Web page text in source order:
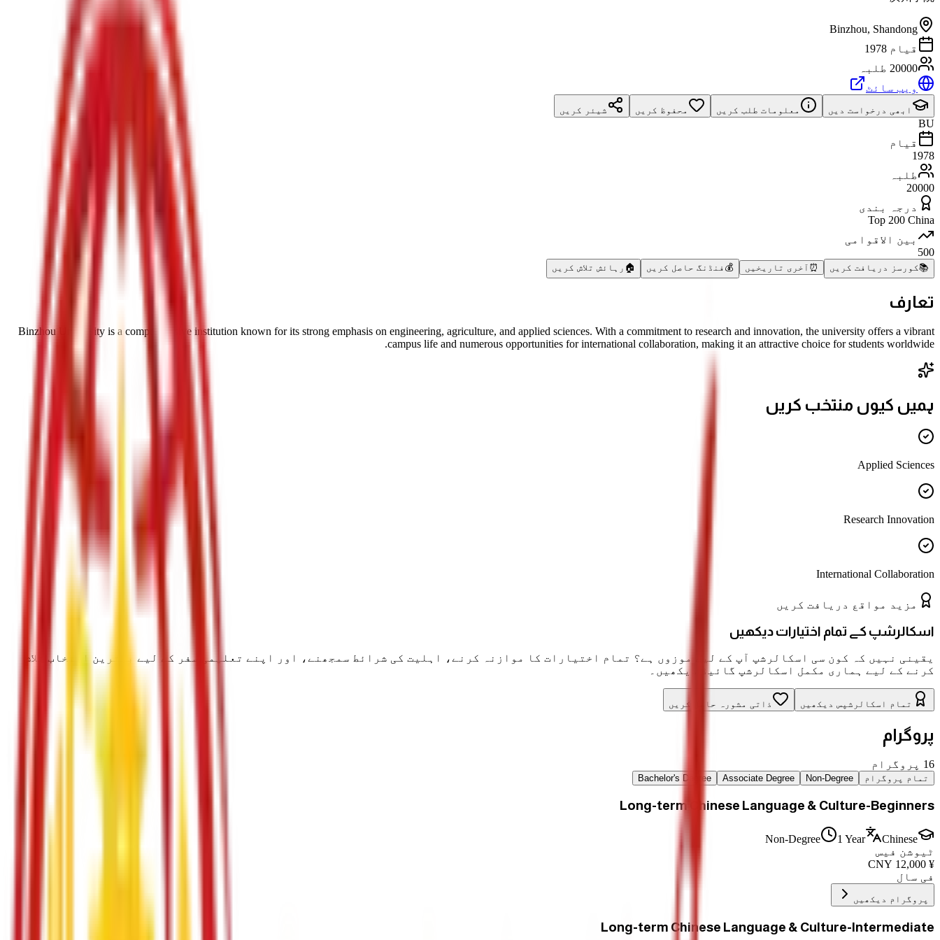
Binzhou, Shandong
قیام 1978
20000 طلبہ
ویب سائٹ
ابھی درخواست دیں معلومات طلب کریں محفوظ کریں شیئر کریں
BU
قیام
1978
طلبہ
20000
درجہ بندی
Top 200 China
بین الاقوامی
500
📚کورسز دریافت کریں ⏰ آخری تاریخیں 💰 فنڈنگ حاصل کریں 🏠 رہائش تلاش کریں
تعارف
Binzhou University is a comprehensive institution known for its strong emphasis on engineering, agriculture, and applied sciences. With a commitment to research and innovation, the university offers a vibrant
campus life and numerous opportunities for international collaboration, making it an attractive choice for students worldwide.
ہمیں کیوں منتخب کریں
Applied Sciences
Research Innovation
International Collaboration
مزید مواقع دریافت کریں
اسکالرشپ کے تمام اختیارات دیکھیں
یقینی نہیں کہ کون سی اسکالرشپ آپ کے لیے موزوں ہے؟ تمام اختیارات کا موازنہ کرنے، اہلیت کی شرائط سمجھنے، اور اپنے تعلیمی سفر کے لیے بہترین انتخاب تلاش
کرنے کے لیے ہماری مکمل اسکالرشپ گائیڈ دیکھیں۔
تمام اسکالرشپس دیکھیں ذاتی مشورہ حاصل کریں
پروگرام
16 پروگرام
تمام پروگرام Non-Degree
Associate Degree
Bachelor's Degree
Long-term Chinese Language & Culture-Beginners
Non-Degree 1 Year
Chinese
ٹیوشن فیس
¥
12,000
فی سال
پروگرام دیکھیں
Long-term Chinese Language & Culture-Intermediate